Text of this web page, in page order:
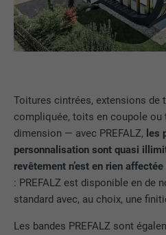
Toitures cintrées, extensions de
compliquée, toits en coupole ou
dimension — avec PREFALZ, les
personnalisation sont quasi
revêtement n’est en rien
: PREFALZ est disponible en de
standard avec, au choix, une
Les bandes PREFALZ sont